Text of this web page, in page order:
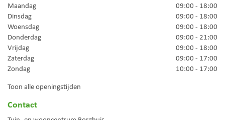
Maandag
09:00 - 18:00
Dinsdag
09:00 - 18:00
Woensdag
09:00 - 18:00
Donderdag
09:00 - 21:00
Vrijdag
09:00 - 18:00
Zaterdag
09:00 - 17:00
Zondag
10:00 - 17:00
Toon alle openingstijden
Contact